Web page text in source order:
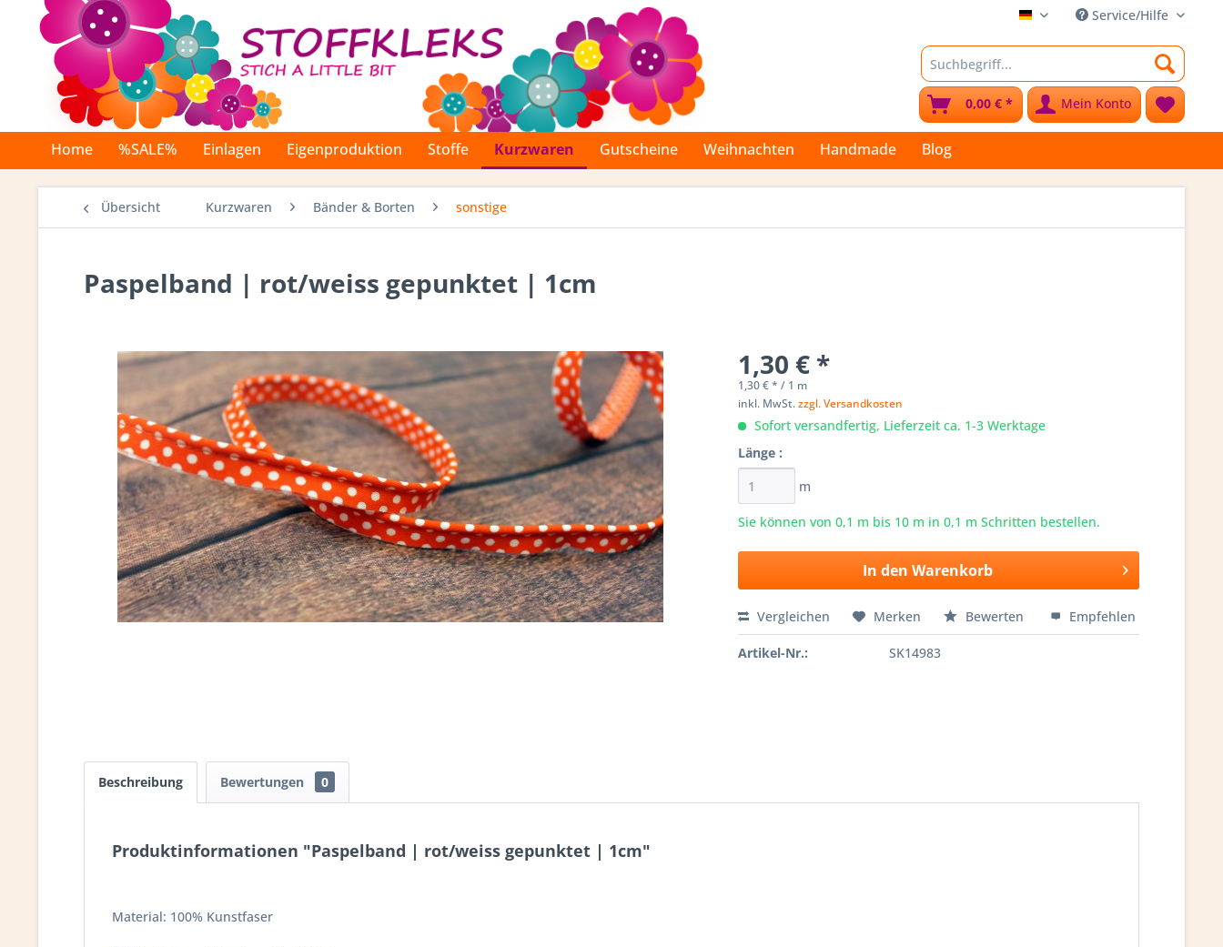
Stoffkleks Service/Hilfe
Mein Konto
0,00 € *
Home %SALE% Einlagen Eigenproduktion Stoffe Kurzwaren Gutscheine Weihnachten Handmade Blog
Übersicht Kurzwaren Bänder & Borten sonstige
Paspelband | rot/weiss gepunktet | 1cm
1,30 € *
1,30 € * / 1 m
inkl. MwSt.zzgl. Versandkosten
Sofort versandfertig, Lieferzeit ca. 1-3 Werktage
Länge :
m
Sie können von 0,1 m bis 10 m in 0,1 m Schritten bestellen.
In den Warenkorb
Vergleichen Merken Bewerten Empfehlen
Artikel-Nr.: SK14983
Beschreibung Bewertungen 0
Produktinformationen "Paspelband | rot/weiss gepunktet | 1cm"
Material: 100% Kunstfaser